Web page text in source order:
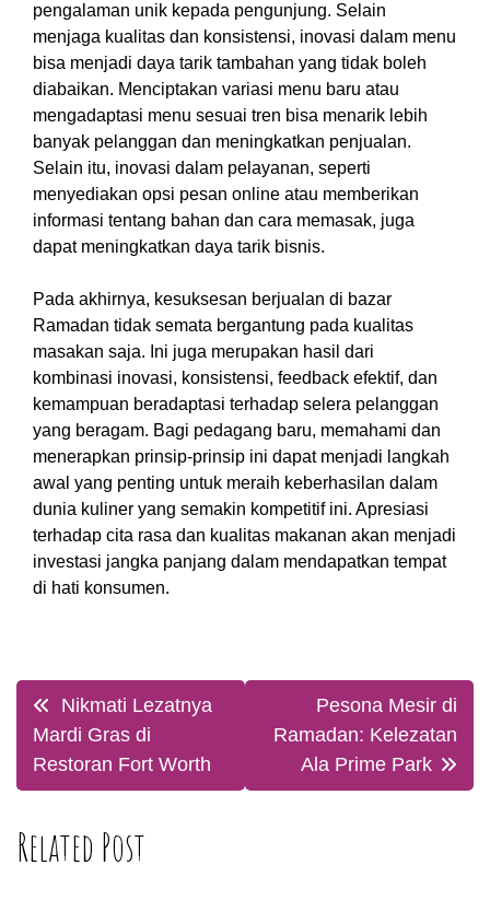
pengalaman unik kepada pengunjung. Selain
menjaga kualitas dan konsistensi, inovasi dalam menu
bisa menjadi daya tarik tambahan yang tidak boleh
diabaikan. Menciptakan variasi menu baru atau
mengadaptasi menu sesuai tren bisa menarik lebih
banyak pelanggan dan meningkatkan penjualan.
Selain itu, inovasi dalam pelayanan, seperti
menyediakan opsi pesan online atau memberikan
informasi tentang bahan dan cara memasak, juga
dapat meningkatkan daya tarik bisnis.
Pada akhirnya, kesuksesan berjualan di bazar
Ramadan tidak semata bergantung pada kualitas
masakan saja. Ini juga merupakan hasil dari
kombinasi inovasi, konsistensi, feedback efektif, dan
kemampuan beradaptasi terhadap selera pelanggan
yang beragam. Bagi pedagang baru, memahami dan
menerapkan prinsip-prinsip ini dapat menjadi langkah
awal yang penting untuk meraih keberhasilan dalam
dunia kuliner yang semakin kompetitif ini. Apresiasi
terhadap cita rasa dan kualitas makanan akan menjadi
investasi jangka panjang dalam mendapatkan tempat
di hati konsumen.
Post
navigation
Nikmati Lezatnya
Mardi Gras di
Restoran Fort Worth
Pesona Mesir di
Ramadan: Kelezatan
Ala Prime Park
Related Post